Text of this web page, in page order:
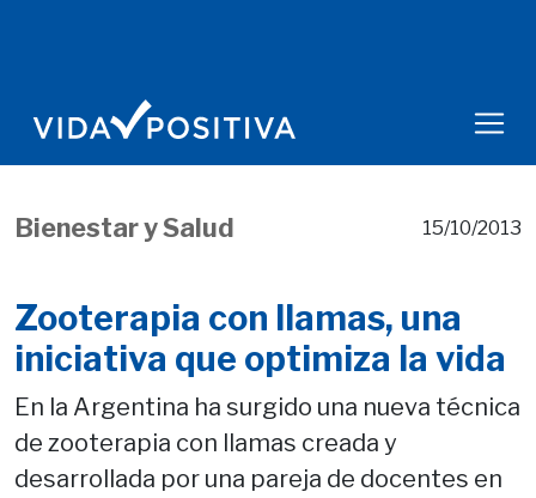
Bienestar y Salud 15/10/2013
Zooterapia con llamas, una
iniciativa que optimiza la vida
En la Argentina ha surgido una nueva técnica
de zooterapia con llamas creada y
desarrollada por una pareja de docentes en